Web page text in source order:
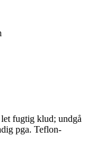
fugtig klud; undgå
pga. Teflon-